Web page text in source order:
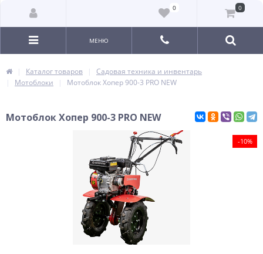
0 0
МЕНЮ
Каталог товаров
Садовая техника и инвентарь
Мотоблоки
Мотоблок Хопер 900-3 PRO NEW
Мотоблок Хопер 900-3 PRO NEW
-10%